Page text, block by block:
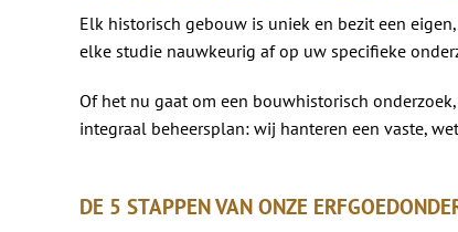
Elk historisch gebouw is uniek en bezit een
elke studie nauwkeurig af op uw specifieke
Of het nu gaat om een bouwhistorisch
integraal beheersplan: wij hanteren een vaste,
DE 5 STAPPEN VAN ONZE